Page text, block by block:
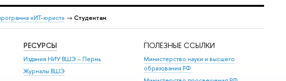
«ИТ-юрист» → Студентам
РЕСУРСЫ
Издания НИУ ВШЭ ­– Пермь
Журналы ВШЭ
ПОЛЕЗНЫЕ ССЫЛКИ
Министерство науки и высшего
образования РФ